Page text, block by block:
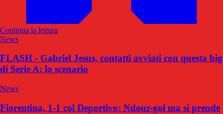
Continua la lettura
News
FLASH - Gabriel Jesus, contatti avviati con questa big
di Serie A: lo scenario
News
Fiorentina, 1-1 col Deportivo: Ndour-gol ma si prende